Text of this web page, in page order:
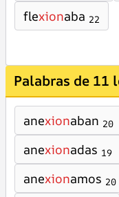
flexionaba 22
Palabras de 11
anexionaban 20
anexionadas 19
anexionamos 20